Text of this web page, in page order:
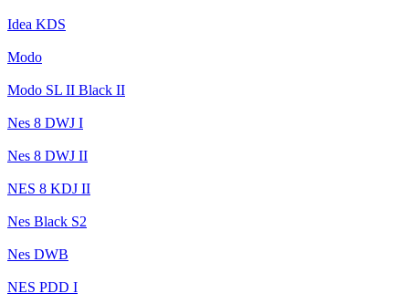
Idea KDS
Modo
Modo SL II Black II
Nes 8 DWJ I
Nes 8 DWJ II
NES 8 KDJ II
Nes Black S2
Nes DWB
NES PDD I